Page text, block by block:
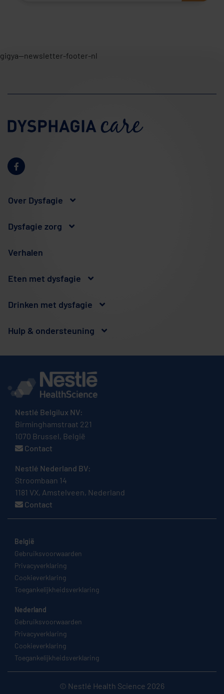
gigya--newsletter-footer-nl
Over Dysfagie
Dysfagie zorg
Verhalen
Eten met dysfagie
Drinken met dysfagie
Hulp & ondersteuning
Nestlé Belgilux NV:
Birminghamstraat 221
1070 Brussel, België
Contact
Nestlé Nederland BV:
Stroombaan 14
1181 VX, Amstelveen, Nederland
Contact
België
Gebruiksvoorwaarden
Privacyverklaring
Cookieverklaring
Toegankelijkheidsverklaring
Nederland
Gebruiksvoorwaarden
Privacyverklaring
Cookieverklaring
Toegankelijkheidsverklaring
© Nestlé Health Science 2026